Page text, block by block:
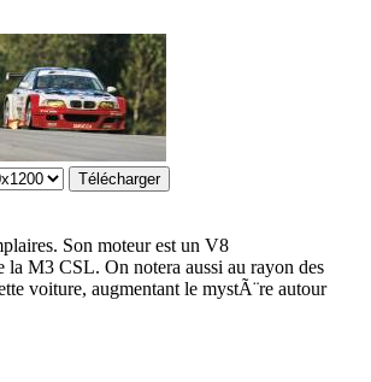
Son moteur est un V8
M3 CSL. On notera aussi au rayon des
voiture, augmentant le mystÃ¨re autour